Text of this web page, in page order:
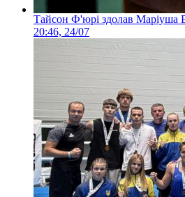
Тайсон Ф'юрі здолав Маріуша
20:46, 24/07